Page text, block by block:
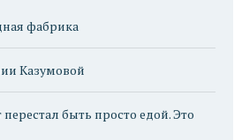
фабрика
Казумовой
быть просто едой. Это